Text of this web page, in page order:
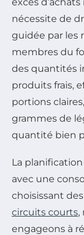
nécessite de
guidée par les
membres du
des quantités
produits frais,
portions claires,
grammes de
quantité bien
La
avec une
choisissant des
circuits courts,
engageons à